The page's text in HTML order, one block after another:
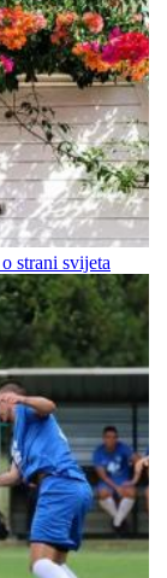
strani svijeta